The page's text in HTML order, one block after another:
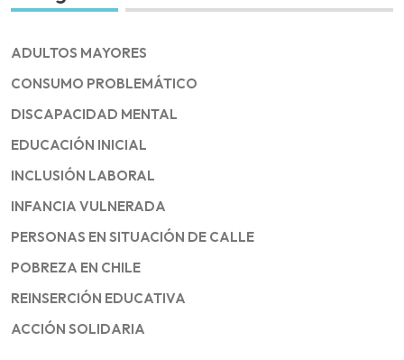
ADULTOS MAYORES
CONSUMO PROBLEMÁTICO
DISCAPACIDAD MENTAL
EDUCACIÓN INICIAL
INCLUSIÓN LABORAL
INFANCIA VULNERADA
PERSONAS EN SITUACIÓN DE CALLE
POBREZA EN CHILE
REINSERCIÓN EDUCATIVA
ACCIÓN SOLIDARIA